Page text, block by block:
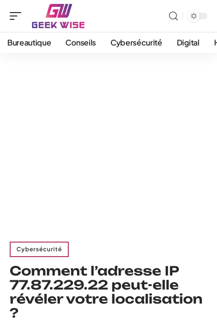
Bureautique Conseils Cybersécurité Digital
Cybersécurité
Comment l’adresse IP
77.87.229.22 peut-elle
révéler votre localisation
?